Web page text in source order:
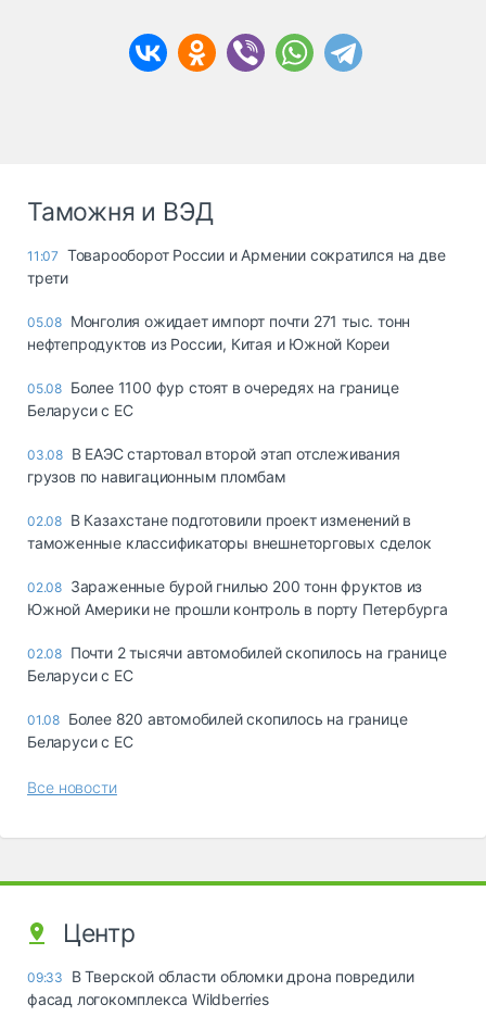
Таможня и ВЭД
11:07 Товарооборот России и Армении сократился на две
трети
05.08 Монголия ожидает импорт почти 271 тыс. тонн
нефтепродуктов из России, Китая и Южной Кореи
05.08 Более 1100 фур стоят в очередях на границе
Беларуси с ЕС
03.08 В ЕАЭС стартовал второй этап отслеживания
грузов по навигационным пломбам
02.08 В Казахстане подготовили проект изменений в
таможенные классификаторы внешнеторговых сделок
02.08 Зараженные бурой гнилью 200 тонн фруктов из
Южной Америки не прошли контроль в порту Петербурга
02.08 Почти 2 тысячи автомобилей скопилось на границе
Беларуси с ЕС
01.08 Более 820 автомобилей скопилось на границе
Беларуси с ЕС
Все новости
Центр
09:33
В Тверской области обломки дрона повредили
фасад логокомплекса Wildberries